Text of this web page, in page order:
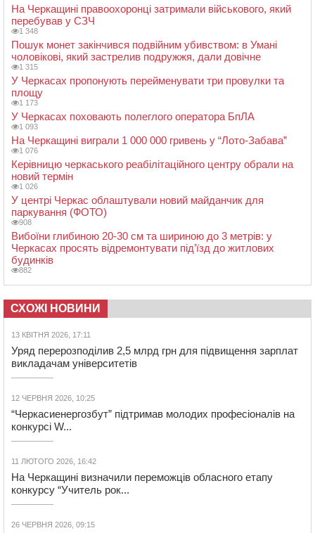
На Черкащині правоохоронці затримали військового, який
перебував у СЗЧ
1 348
Пошук монет закінчився подвійним убивством: в Умані
чоловікові, який застрелив подружжя, дали довічне
1 315
У Черкасах пропонують перейменувати три провулки та
площу
1 173
У Черкасах поховають полеглого оператора БпЛА
1 093
На Черкащині виграли 1 000 000 гривень у “Лото-Забава”
1 076
Керівницю черкаського реабілітаційного центру обрали на
новий термін
1 026
У центрі Черкас облаштували новий майданчик для
паркування (ФОТО)
908
Вибоїни глибиною 20-30 см та шириною до 3 метрів: у
Черкасах просять відремонтувати під’їзд до житлових
будинків
882
СХОЖІ НОВИНИ
13 КВІТНЯ 2026, 17:11
Уряд перерозподілив 2,5 млрд грн для підвищення зарплат
викладачам університетів
12 ЧЕРВНЯ 2026, 10:25
“Черкасиенергозбут” підтримав молодих професіоналів на
конкурсі W...
11 ЛЮТОГО 2026, 16:42
На Черкащині визначили переможців обласного етапу
конкурсу “Учитель рок...
26 ЧЕРВНЯ 2026, 09:15